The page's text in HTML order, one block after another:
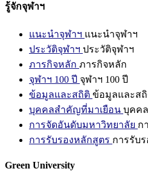
รู้จักจุฬาฯ
แนะนำจุฬาฯ แนะนำจุฬาฯ
ประวัติจุฬาฯ ประวัติจุฬาฯ
ภารกิจหลัก ภารกิจหลัก
จุฬาฯ 100 ปี จุฬาฯ 100 ปี
ข้อมูลและสถิติ ข้อมูลและส
บุคคลสำคัญที่มาเยือน บุคค
การจัดอันดับมหาวิทยาลัย ก
การรับรองหลักสูตร การรับ
Green University